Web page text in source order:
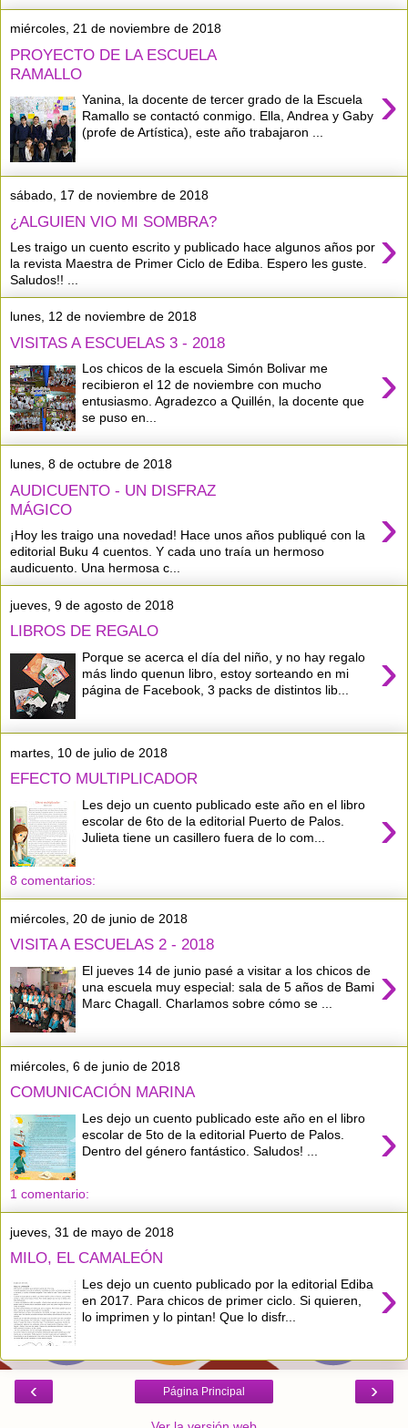
miércoles, 21 de noviembre de 2018
PROYECTO DE LA ESCUELA
RAMALLO
›
Yanina, la docente de tercer grado de la Escuela
Ramallo se contactó conmigo. Ella, Andrea y Gaby
(profe de Artística), este año trabajaron ...
sábado, 17 de noviembre de 2018
¿ALGUIEN VIO MI SOMBRA? ›
Les traigo un cuento escrito y publicado hace algunos años por
la revista Maestra de Primer Ciclo de Ediba. Espero les guste.
Saludos!! ...
lunes, 12 de noviembre de 2018
VISITAS A ESCUELAS 3 - 2018
›
Los chicos de la escuela Simón Bolivar me
recibieron el 12 de noviembre con mucho
entusiasmo. Agradezco a Quillén, la docente que
se puso en...
lunes, 8 de octubre de 2018
AUDICUENTO - UN DISFRAZ
MÁGICO
›
¡Hoy les traigo una novedad! Hace unos años publiqué con la
editorial Buku 4 cuentos. Y cada uno traía un hermoso
audicuento. Una hermosa c...
jueves, 9 de agosto de 2018
LIBROS DE REGALO
›
Porque se acerca el día del niño, y no hay regalo
más lindo quenun libro, estoy sorteando en mi
página de Facebook, 3 packs de distintos lib...
martes, 10 de julio de 2018
EFECTO MULTIPLICADOR
›
Les dejo un cuento publicado este año en el libro
escolar de 6to de la editorial Puerto de Palos.
Julieta tiene un casillero fuera de lo com...
8 comentarios:
miércoles, 20 de junio de 2018
VISITA A ESCUELAS 2 - 2018
›
El jueves 14 de junio pasé a visitar a los chicos de
una escuela muy especial: sala de 5 años de Bami
Marc Chagall. Charlamos sobre cómo se ...
miércoles, 6 de junio de 2018
COMUNICACIÓN MARINA
›
Les dejo un cuento publicado este año en el libro
escolar de 5to de la editorial Puerto de Palos.
Dentro del género fantástico. Saludos! ...
1 comentario:
jueves, 31 de mayo de 2018
MILO, EL CAMALEÓN
›
Les dejo un cuento publicado por la editorial Ediba
en 2017. Para chicos de primer ciclo. Si quieren,
lo imprimen y lo pintan! Que lo disfr...
‹ ›
Página Principal